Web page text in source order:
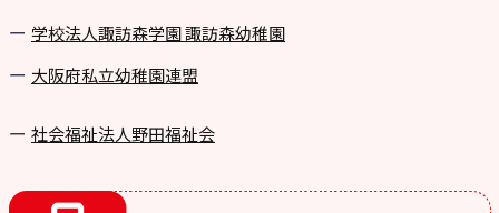
学校法⼈諏訪森学園 諏訪森幼稚園
⼤阪府私⽴幼稚園連盟
社会福祉法人野田福祉会